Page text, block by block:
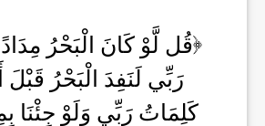
قُل لَّوْ كَانَ الْبَحْرُ
رَبِّي لَنَفِدَ الْبَحْرُ قَبْلَ
كَلِمَاتُ رَبِّي وَلَوْ جِئْنَا